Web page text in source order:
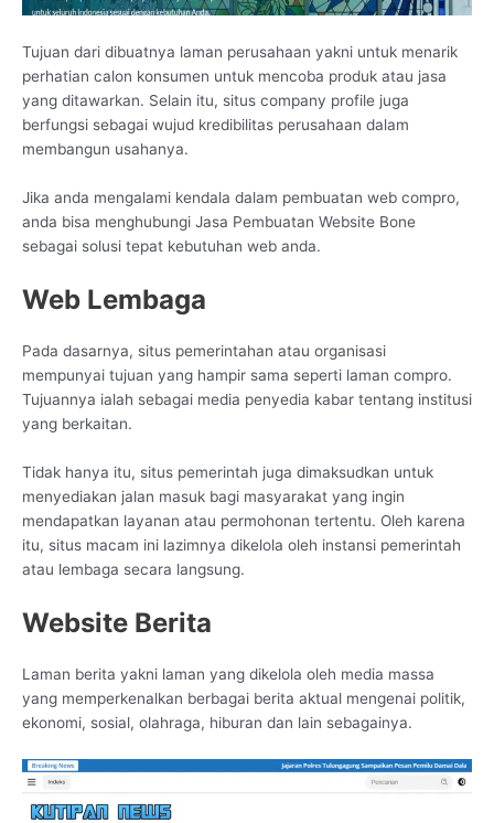
Tujuan dari dibuatnya laman perusahaan yakni untuk menarik
perhatian calon konsumen untuk mencoba produk atau jasa
yang ditawarkan. Selain itu, situs company profile juga
berfungsi sebagai wujud kredibilitas perusahaan dalam
membangun usahanya.
Jika anda mengalami kendala dalam pembuatan web compro,
anda bisa menghubungi Jasa Pembuatan Website Bone
sebagai solusi tepat kebutuhan web anda.
Web Lembaga
Pada dasarnya, situs pemerintahan atau organisasi
mempunyai tujuan yang hampir sama seperti laman compro.
Tujuannya ialah sebagai media penyedia kabar tentang institusi
yang berkaitan.
Tidak hanya itu, situs pemerintah juga dimaksudkan untuk
menyediakan jalan masuk bagi masyarakat yang ingin
mendapatkan layanan atau permohonan tertentu. Oleh karena
itu, situs macam ini lazimnya dikelola oleh instansi pemerintah
atau lembaga secara langsung.
Website Berita
Laman berita yakni laman yang dikelola oleh media massa
yang memperkenalkan berbagai berita aktual mengenai politik,
ekonomi, sosial, olahraga, hiburan dan lain sebagainya.